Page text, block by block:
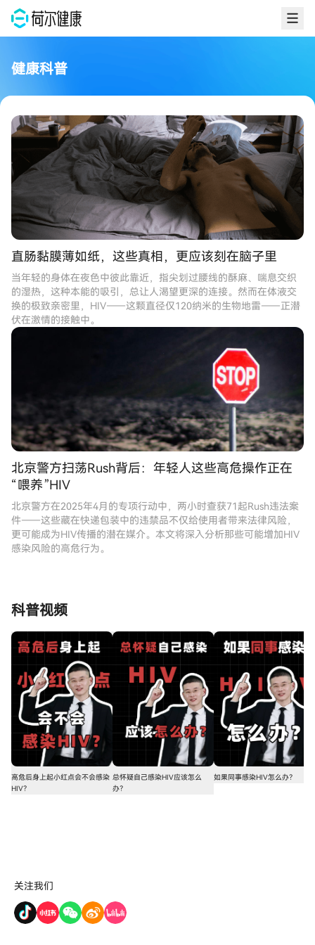
健康科普
HIV暴露后预防：20个常见问题解答
在发生可能感染HIV的高危行为后，许多人会陷入恐慌与无助。此时，
速、准确地了解PEP，我们整理了20个最常见的疑问，为你一一解答。
直肠黏膜薄如纸，这些真相，更应该刻在脑子里
当年轻的身体在夜色中彼此靠近，指尖划过腰线的酥麻、喘息交织
的湿热，这种本能的吸引，总让人渴望更深的连接。然而在体液交
换的极致亲密里，HIV——这颗直径仅120纳米的生物地雷——正潜
伏在激情的接触中。
北京警方扫荡Rush背后：年轻人这些高危操作正在
“喂养”HIV
北京警方在2025年4月的专项行动中，两小时查获71起Rush违法案
件——这些藏在快递包装中的违禁品不仅给使用者带来法律风险，
更可能成为HIV传播的潜在媒介。本文将深入分析那些可能增加HIV
感染风险的高危行为。
科普视频
高危后身上起小红点会不会感染
HIV？
总怀疑自己感染HIV应该怎么
办？
如果同事感染HIV怎么办？
关注我们